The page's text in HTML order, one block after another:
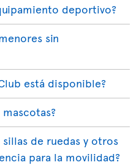
deportivo?
sin
está disponible?
de ruedas y otros
para la movilidad?